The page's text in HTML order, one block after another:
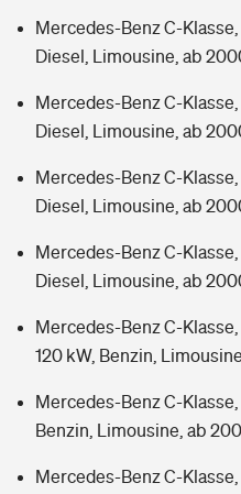
Mercedes-Benz C-Klasse,
Diesel, Limousine, ab
Mercedes-Benz C-
Diesel, Limousine, ab
Mercedes-Benz C-Klasse,
Diesel, Limousine, ab
Mercedes-Benz C-Klasse,
Diesel, Limousine, ab
Mercedes-Benz C-Klasse,
120 kW, Benzin,
Mercedes-Benz C-
Benzin, Limousine, ab
Mercedes-Benz C-Klasse,